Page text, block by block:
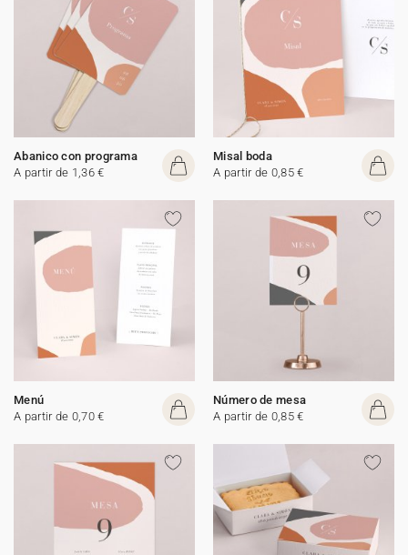
Abanico con programa
A partir de 1,36 €
Misal boda
A partir de 0,85 €
Menú
A partir de 0,70 €
Número de mesa
A partir de 0,85 €